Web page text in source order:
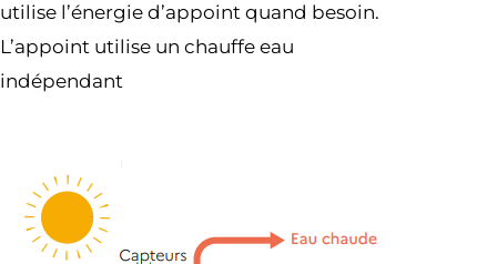
utilise l’énergie d’appoint quand besoin.
L’appoint utilise un chauffe eau
indépendant